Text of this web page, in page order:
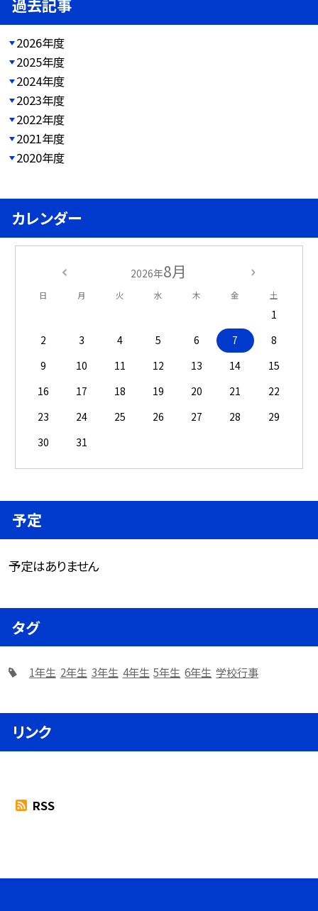
過去記事
2026年度
2025年度
2024年度
2023年度
2022年度
2021年度
2020年度
カレンダー
2026年8月
日 月 火 水 木 金 土
1
2
3 4 5 6 7
8
9
10 11 12 13 14
15
16
17 18 19 20 21
22
23
24 25 26 27 28
29
30
31
予定
予定はありません
タグ
1年生 2年生 3年生 4年生 5年生 6年生 学校行事
リンク
RSS